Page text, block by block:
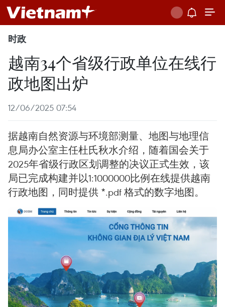
时政
越南34个省级行政单位在线行
政地图出炉
12/06/2025 07:54
据越南自然资源与环境部测量、地图与地理信
息局办公室主任杜氏秋水介绍，随着国会关于
2025年省级行政区划调整的决议正式生效，该
局已完成构建并以1:1000000比例在线提供越南
行政地图，同时提供 *.pdf 格式的数字地图。